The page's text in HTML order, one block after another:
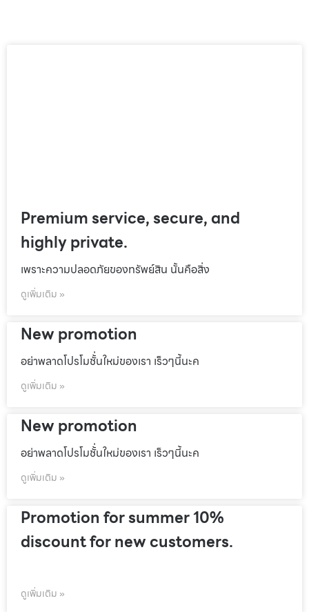
Premium service, secure, and
highly private.
เพราะความปลอดภัยของทรัพย์สิน นั้นคือสิ่ง
ดูเพิ่มเติม »
New promotion
อย่าพลาดโปรโมชั้่นใหม่ของเรา เร็วๆนี้นะค
ดูเพิ่มเติม »
New promotion
อย่าพลาดโปรโมชั้่นใหม่ของเรา เร็วๆนี้นะค
ดูเพิ่มเติม »
Promotion for summer 10%
discount for new customers.
ดูเพิ่มเติม »